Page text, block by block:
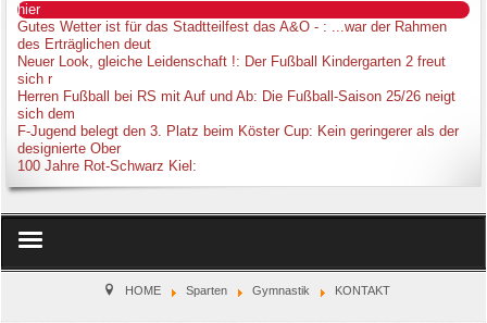
hier
Gutes Wetter ist für das Stadtteilfest das A&O - : ...war der Rahmen
des Erträglichen deut
Neuer Look, gleiche Leidenschaft !: Der Fußball Kindergarten 2 freut
sich r
Herren Fußball bei RS mit Auf und Ab: Die Fußball-Saison 25/26 neigt
sich dem
F-Jugend belegt den 3. Platz beim Köster Cup: Kein geringerer als der
designierte Ober
100 Jahre Rot-Schwarz Kiel :
HOME Sparten Gymnastik KONTAKT